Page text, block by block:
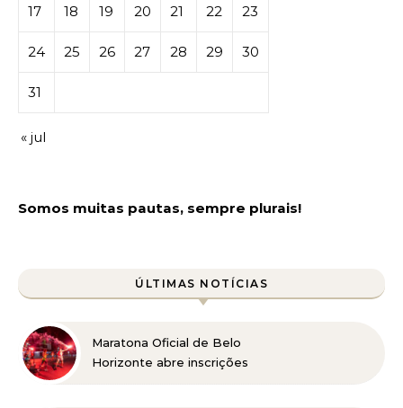
17 18 19 20 21 22 23
24 25 26 27 28 29 30
31
« jul
Somos muitas pautas, sempre plurais!
ÚLTIMAS NOTÍCIAS
Maratona Oficial de Belo
Horizonte abre inscrições